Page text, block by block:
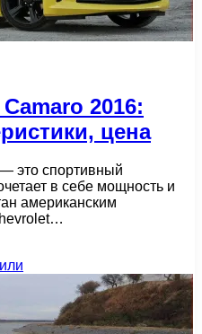
2016:
цена
это спортивный
в себе мощность и
американским